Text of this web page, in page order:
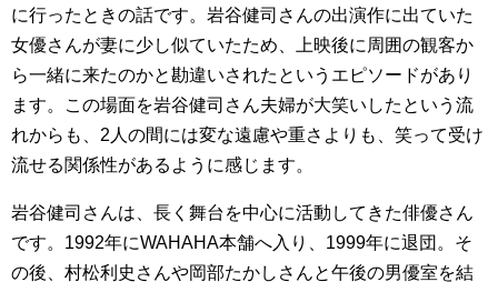
に行ったときの話です。岩谷健司さんの出演作に出ていた
女優さんが妻に少し似ていたため、上映後に周囲の観客か
ら一緒に来たのかと勘違いされたというエピソードがあり
ます。この場面を岩谷健司さん夫婦が大笑いしたという流
れからも、2人の間には変な遠慮や重さよりも、笑って受け
流せる関係性があるように感じます。
岩谷健司さんは、長く舞台を中心に活動してきた俳優さん
です。1992年にWAHAHA本舗へ入り、1999年に退団。そ
の後、村松利史さんや岡部たかしさんと午後の男優室を結